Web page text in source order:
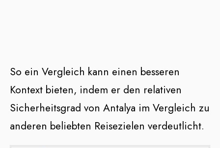
So ein Vergleich kann einen besseren
Kontext bieten, indem er den relativen
Sicherheitsgrad von Antalya im Vergleich zu
anderen beliebten Reisezielen verdeutlicht.